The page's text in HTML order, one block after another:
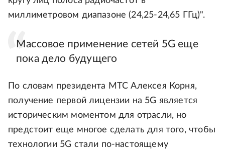
миллиметровом диапазоне (24,25-24,65 ГГц)".
Массовое применение сетей 5G еще
пока дело будущего
По словам президента МТС Алексея Корня,
получение первой лицензии на 5G является
историческим моментом для отрасли, но
предстоит еще многое сделать для того, чтобы
технологии 5G стали по-настоящему